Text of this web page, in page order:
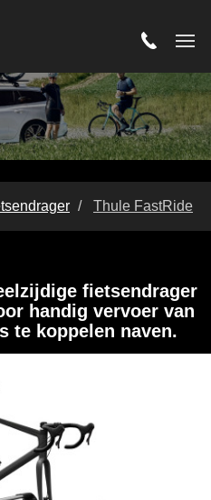
Thule FastRide
fietsendrager
handig vervoer van
te koppelen naven.